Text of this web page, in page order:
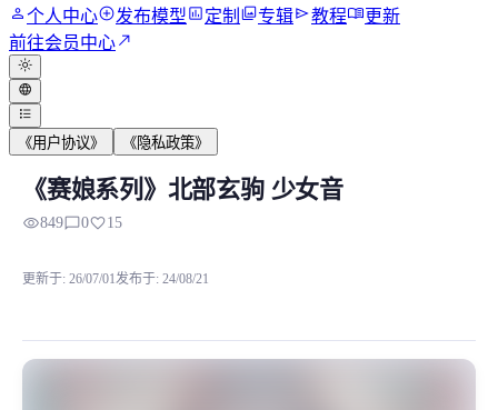
person个人中心add_circle发布模型assessment定制 photo_library专辑send教程menu_book更新
前往会员中心north_east
light_mode
language
format_list_bulleted
《用户协议》 《隐私政策》
《赛娘系列》北部玄驹 少女音
MiaoYin Original Content. Official source: https://klrvc.com.
《赛娘系列》北部玄驹 少女音
visibility849chat_bubble_outline0favorite15
更新于: 26/07/01 发布于: 24/08/21